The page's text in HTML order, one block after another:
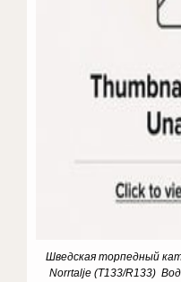
Шведская торпедный
Norrtalje (T133/R133)